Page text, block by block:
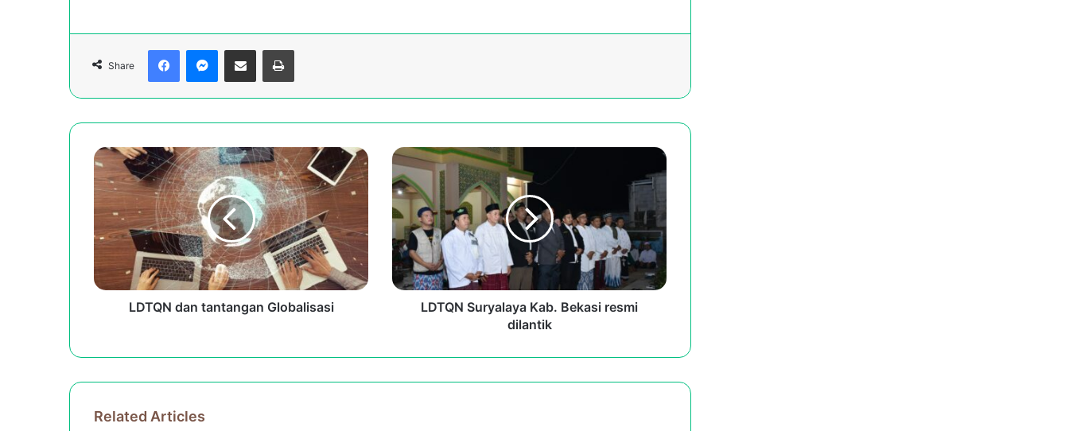
Share
FacebookMessenger
Share via Email Print
LDTQN
dan
tantangan
Globalisasi
LDTQN dan tantangan Globalisasi
LDTQN
Suryalaya
Kab.
Bekasi
resmi
dilantik
LDTQN Suryalaya Kab. Bekasi resmi
dilantik
Related Articles